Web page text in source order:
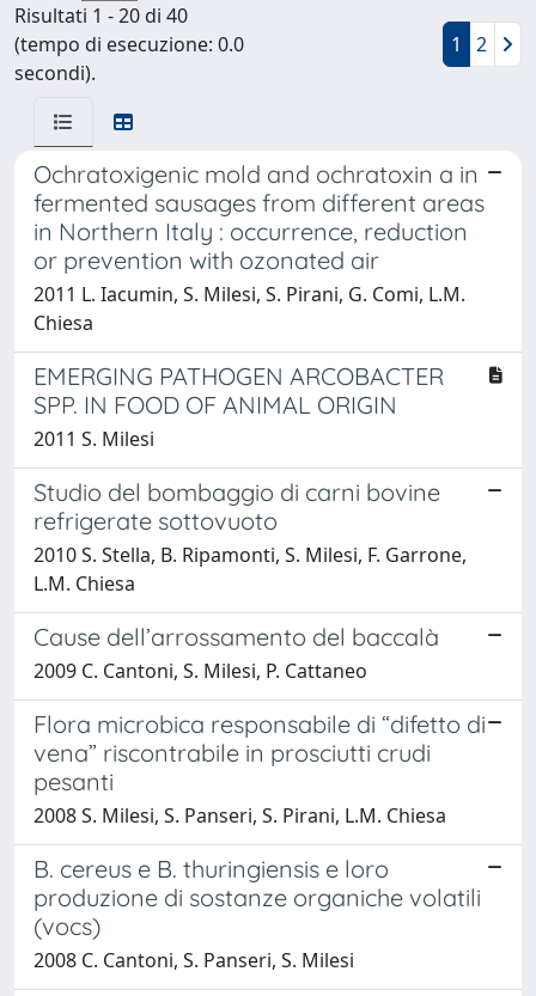
Risultati 1 - 20 di 40
(tempo di esecuzione: 0.0
secondi).
1 2
Ochratoxigenic mold and ochratoxin a in
fermented sausages from different areas
in Northern Italy : occurrence, reduction
or prevention with ozonated air
2011 L. Iacumin, S. Milesi, S. Pirani, G. Comi, L.M.
Chiesa
EMERGING PATHOGEN ARCOBACTER
SPP. IN FOOD OF ANIMAL ORIGIN
2011 S. Milesi
Studio del bombaggio di carni bovine
refrigerate sottovuoto
2010 S. Stella, B. Ripamonti, S. Milesi, F. Garrone,
L.M. Chiesa
Cause dell’arrossamento del baccalà
2009 C. Cantoni, S. Milesi, P. Cattaneo
Flora microbica responsabile di “difetto di
vena” riscontrabile in prosciutti crudi
pesanti
2008 S. Milesi, S. Panseri, S. Pirani, L.M. Chiesa
B. cereus e B. thuringiensis e loro
produzione di sostanze organiche volatili
(vocs)
2008 C. Cantoni, S. Panseri, S. Milesi